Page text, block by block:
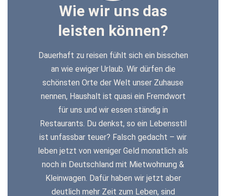
Wie wir uns das
leisten können?
Dauerhaft zu reisen fühlt sich ein bisschen
an wie ewiger Urlaub. Wir dürfen die
schönsten Orte der Welt unser Zuhause
nennen, Haushalt ist quasi ein Fremdwort
für uns und wir essen ständig in
Restaurants. Du denkst, so ein Lebensstil
ist unfassbar teuer? Falsch gedacht – wir
leben jetzt von weniger Geld monatlich als
noch in Deutschland mit Mietwohnung &
Kleinwagen. Dafür haben wir jetzt aber
deutlich mehr Zeit zum Leben, sind